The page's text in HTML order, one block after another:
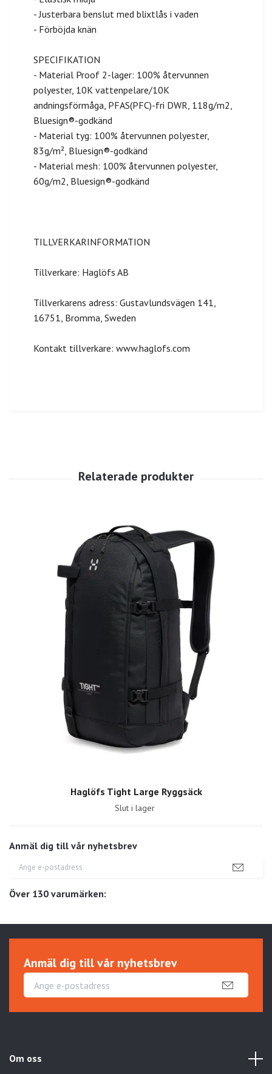
Anmäl dig till vår nyhetsbrev
Över 130 varumärken:
- Justerbara benslut med blixtlås i vaden
- Förböjda knän
SPECIFIKATION
- Material Proof 2-lager: 100% återvunnen
polyester, 10K vattenpelare/10K
andningsförmåga, PFAS(PFC)-fri DWR, 118g/m2,
Bluesign®-godkänd
- Material tyg: 100% återvunnen polyester,
83g/m², Bluesign®-godkänd
- Material mesh: 100% återvunnen polyester,
60g/m2, Bluesign®-godkänd
TILLVERKARINFORMATION
Tillverkare: Haglöfs AB
Tillverkarens adress: Gustavlundsvägen 141,
16751, Bromma, Sweden
Kontakt tillverkare: www.haglofs.com
Haglöfs Tight Large Ryggsäck
Slut i lager
Anmäl dig till vår nyhetsbrev
Om oss